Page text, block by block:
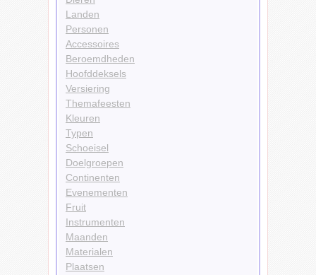
Landen
Personen
Accessoires
Beroemdheden
Hoofddeksels
Versiering
Themafeesten
Kleuren
Typen
Schoeisel
Doelgroepen
Continenten
Evenementen
Fruit
Instrumenten
Maanden
Materialen
Plaatsen